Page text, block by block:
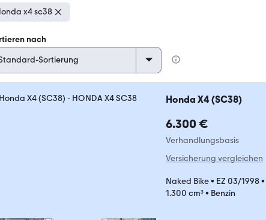
x4 sc38
nach
Honda X4 (SC38)
6.300 €
Verhandlungsbasis
Versicherung vergleichen
Naked Bike• EZ 03/1998•
1.300 cm³• Benzin